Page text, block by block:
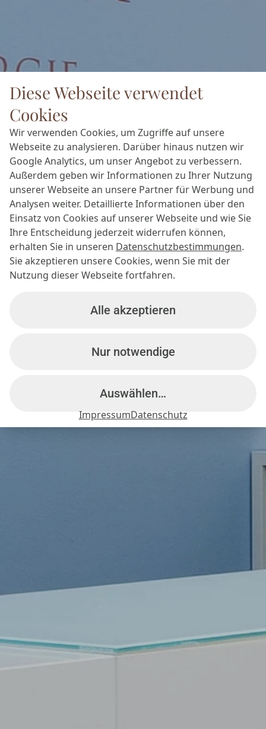
Diese Webseite verwendet
Cookies
Wir verwenden Cookies, um Zugriffe auf unsere
Webseite zu analysieren. Darüber hinaus nutzen wir
Google Analytics, um unser Angebot zu verbessern.
Außerdem geben wir Informationen zu Ihrer Nutzung
unserer Webseite an unsere Partner für Werbung und
Analysen weiter. Detaillierte Informationen über den
Einsatz von Cookies auf unserer Webseite und wie Sie
Ihre Entscheidung jederzeit widerrufen können,
erhalten Sie in unseren Datenschutzbestimmungen.
Sie akzeptieren unsere Cookies, wenn Sie mit der
Nutzung dieser Webseite fortfahren.
Nur notwendige
Auswählen…
Alle akzeptieren
ImpressumDatenschutz